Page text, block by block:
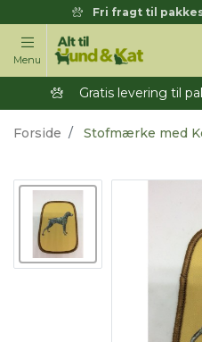
Fri fragt til
Menu
Gratis levering til
Forside Stofmærke med